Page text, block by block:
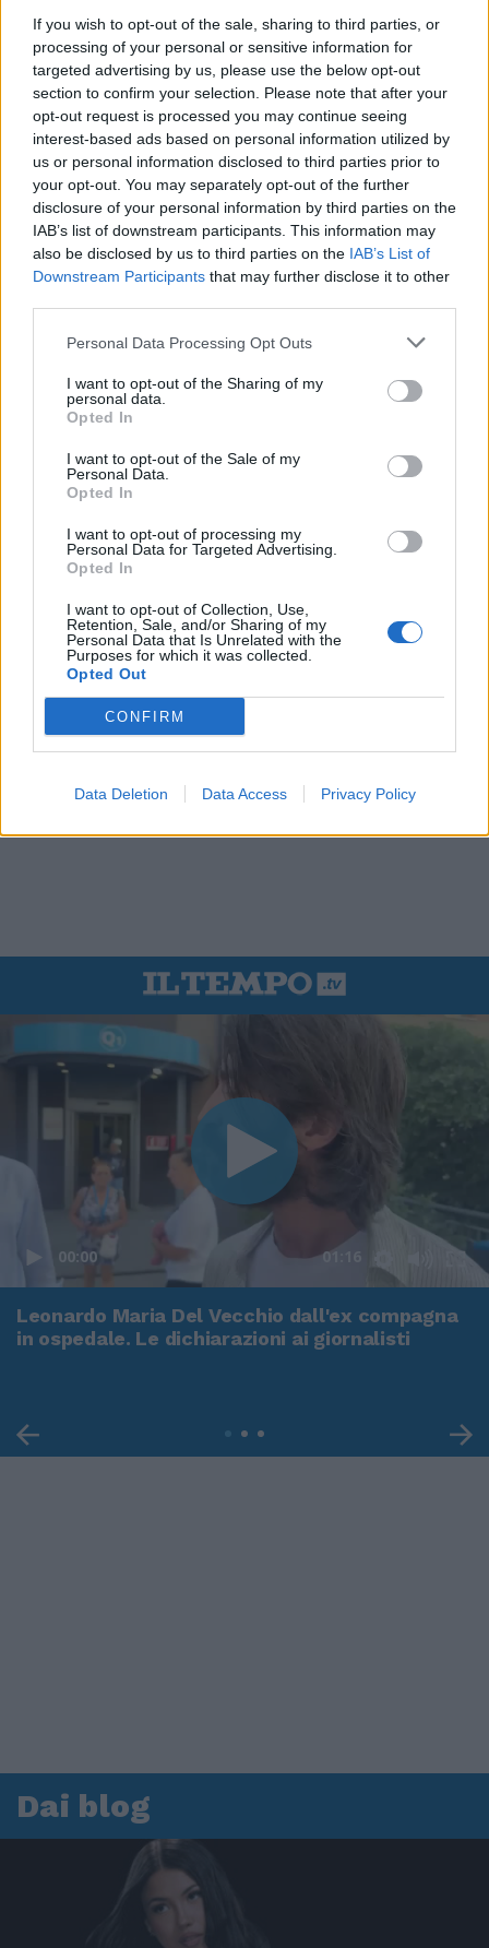
If you wish to opt-out of the sale, sharing to third parties, or
processing of your personal or sensitive information for
targeted advertising by us, please use the below opt-out
section to confirm your selection. Please note that after your
opt-out request is processed you may continue seeing
interest-based ads based on personal information utilized by
us or personal information disclosed to third parties prior to
your opt-out. You may separately opt-out of the further
disclosure of your personal information by third parties on the
IAB’s list of downstream participants. This information may
also be disclosed by us to third parties on the IAB’s List of
Downstream Participants that may further disclose it to other
Personal Data Processing Opt Outs
I want to opt-out of the Sharing of my
personal data.
Opted In
I want to opt-out of the Sale of my
Personal Data.
Opted In
I want to opt-out of processing my
Personal Data for Targeted Advertising.
Opted In
I want to opt-out of Collection, Use,
Retention, Sale, and/or Sharing of my
Personal Data that Is Unrelated with the
Purposes for which it was collected.
Opted Out
CONFIRM
Data Deletion Data Access Privacy Policy
00:00 01:16
Leonardo Maria Del Vecchio dall'ex compagna
in ospedale. Le dichiarazioni ai giornalisti
Dai blog